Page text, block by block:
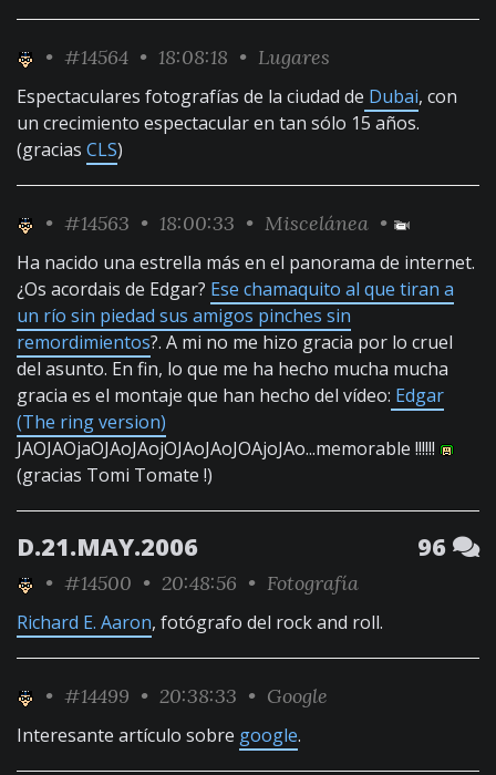
• #14564 • 18:08:18 • Lugares
Espectaculares fotografías de la ciudad de Dubai, con
un crecimiento espectacular en tan sólo 15 años.
(gracias CLS)
• #14563 • 18:00:33 • Miscelánea •
Ha nacido una estrella más en el panorama de internet.
¿Os acordais de Edgar? Ese chamaquito al que tiran a
un río sin piedad sus amigos pinches sin
remordimientos?. A mi no me hizo gracia por lo cruel
del asunto. En fin, lo que me ha hecho mucha mucha
gracia es el montaje que han hecho del vídeo: Edgar
(The ring version)
JAOJAOjaOJAoJAojOJAoJAoJOAjoJAo...memorable !!!!!!
(gracias Tomi Tomate !)
D.21.MAY.2006 96
• #14500 • 20:48:56 • Fotografía
Richard E. Aaron, fotógrafo del rock and roll.
• #14499 • 20:38:33 • Google
Interesante artículo sobre google.